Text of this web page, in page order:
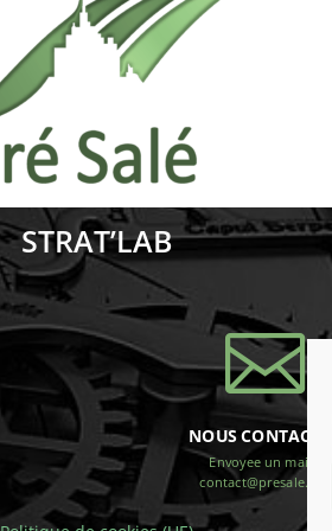
STRAT’LAB

NOUS CONTACTER
Envoyee un mail ?
contact@presale.pro